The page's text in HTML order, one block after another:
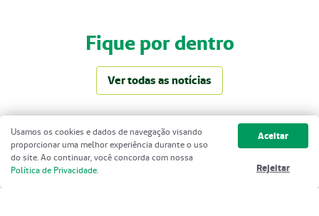
Fique por dentro
Ver todas as notícias
Usamos os cookies e dados de navegação visando
proporcionar uma melhor experiência durante o uso
do site. Ao continuar, você concorda com nossa
Política de Privacidade.
Aceitar
Rejeitar